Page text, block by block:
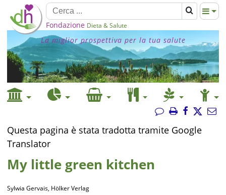
Fondazione Dieta & Salute
La miglior prospettiva per la tua salute
Questa pagina è stata tradotta tramite Google
Translator
My little green kitchen
Sylwia Gervais, Hölker Verlag